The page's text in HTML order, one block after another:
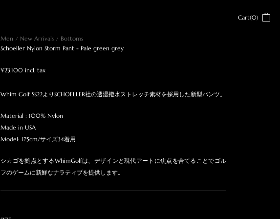
Cart(0)
Men New Arrivals
Bottoms
Schoeller Nylon Storm Pant - Pale green grey
¥23,100 incl. tax
Whim Golf SS22よりSCHOELLER社の透湿撥水ストレッチ素材を採用した新型パンツ。
Material : 100% Nylon
Made in USA
Model: 175cm/サイズ34着用
シカゴを拠点とするWhimGolfは、デザインと現代アートに焦点を合てることでゴル
フのゲームに新鮮なナラティブを提供します。